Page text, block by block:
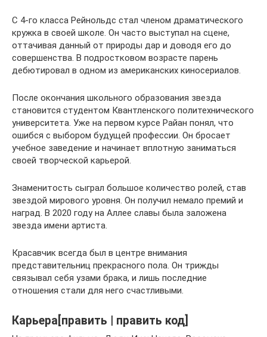
С 4-го класса Рейнольдс стал членом драматического
кружка в своей школе. Он часто выступал на сцене,
оттачивая данный от природы дар и доводя его до
совершенства. В подростковом возрасте парень
дебютировал в одном из американских киносериалов.
После окончания школьного образования звезда
становится студентом Квантленского политехнического
университета. Уже на первом курсе Райан понял, что
ошибся с выбором будущей профессии. Он бросает
учебное заведение и начинает вплотную заниматься
своей творческой карьерой.
Знаменитость сыграл большое количество ролей, став
звездой мирового уровня. Он получил немало премий и
наград. В 2020 году на Аллее славы была заложена
звезда имени артиста.
Красавчик всегда был в центре внимания
представительниц прекрасного пола. Он трижды
связывал себя узами брака, и лишь последние
отношения стали для него счастливыми.
Карьера[править | править код]